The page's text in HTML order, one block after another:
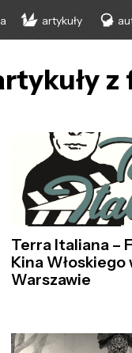
artykuły
z
Terra Italiana –
Kina Włoskiego
Warszawie